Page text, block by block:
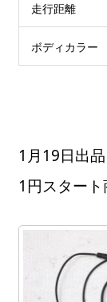
走行距離
ボディカラー
1月19日出
1円スタート